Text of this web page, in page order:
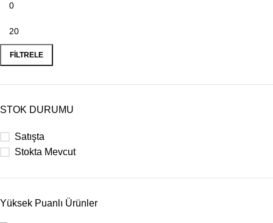
FILTRELE
STOK DURUMU
Satışta
Stokta Mevcut
Yüksek Puanlı Ürünler